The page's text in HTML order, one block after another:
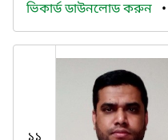
ভিকার্ড ডাউনলোড করুন •